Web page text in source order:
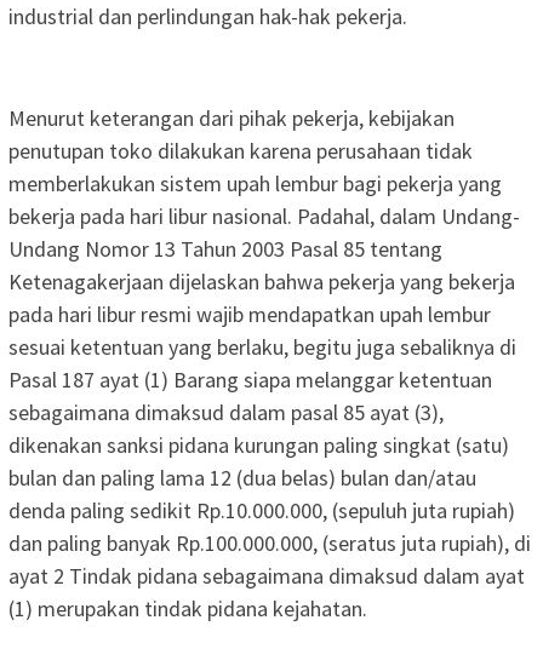
industrial dan perlindungan hak-hak pekerja.
Menurut keterangan dari pihak pekerja, kebijakan
penutupan toko dilakukan karena perusahaan tidak
memberlakukan sistem upah lembur bagi pekerja yang
bekerja pada hari libur nasional. Padahal, dalam Undang-
Undang Nomor 13 Tahun 2003 Pasal 85 tentang
Ketenagakerjaan dijelaskan bahwa pekerja yang bekerja
pada hari libur resmi wajib mendapatkan upah lembur
sesuai ketentuan yang berlaku, begitu juga sebaliknya di
Pasal 187 ayat (1) Barang siapa melanggar ketentuan
sebagaimana dimaksud dalam pasal 85 ayat (3),
dikenakan sanksi pidana kurungan paling singkat (satu)
bulan dan paling lama 12 (dua belas) bulan dan/atau
denda paling sedikit Rp.10.000.000, (sepuluh juta rupiah)
dan paling banyak Rp.100.000.000, (seratus juta rupiah), di
ayat 2 Tindak pidana sebagaimana dimaksud dalam ayat
(1) merupakan tindak pidana kejahatan.